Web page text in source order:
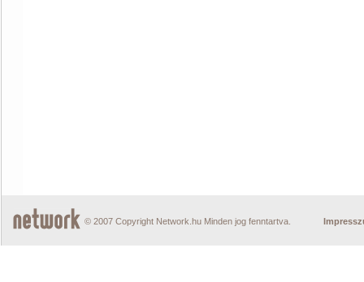
© 2007 Copyright Network.hu Minden jog fenntartva.